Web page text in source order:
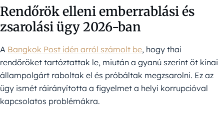
Rendőrök elleni emberrablási és
zsarolási ügy 2026-ban
A Bangkok Post idén arról számolt be, hogy thai
rendőröket tartóztattak le, miután a gyanú szerint öt kínai
állampolgárt raboltak el és próbáltak megzsarolni. Ez az
ügy ismét ráirányította a figyelmet a helyi korrupcióval
kapcsolatos problémákra.